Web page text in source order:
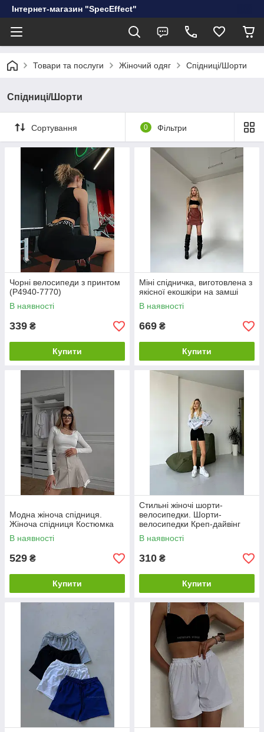
Інтернет-магазин "SpecEffect"
Товари та послуги Жіночий одяг Спідниці/Шорти
Спідниці/Шорти
Сортування 0 Фільтри
Чорні велосипеди з принтом
(Р4940-7770)
В наявності
339 ₴
Купити
Міні спідничка, виготовлена з
якісної екошкіри на замші
В наявності
669 ₴
Купити
Модна жіноча спідниця.
Жіноча спідниця Костюмка
В наявності
529 ₴
Купити
Стильні жіночі шорти-
велосипедки. Шорти-
велосипедки Креп-дайвінг
В наявності
310 ₴
Купити